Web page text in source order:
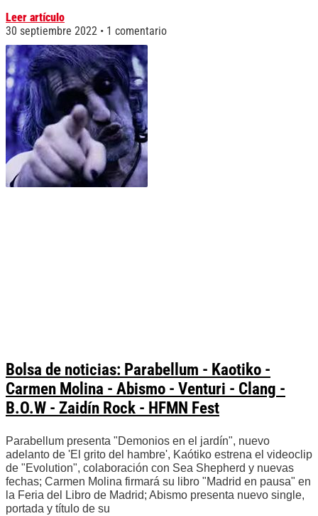
Leer artículo
30 septiembre 2022
1 comentario
Bolsa de noticias: Parabellum - Kaotiko -
Carmen Molina - Abismo - Venturi - Clang -
B.O.W - Zaidín Rock - HFMN Fest
Parabellum presenta "Demonios en el jardín", nuevo
adelanto de 'El grito del hambre', Kaótiko estrena el videoclip
de "Evolution", colaboración con Sea Shepherd y nuevas
fechas; Carmen Molina firmará su libro "Madrid en pausa" en
la Feria del Libro de Madrid; Abismo presenta nuevo single,
portada y título de su